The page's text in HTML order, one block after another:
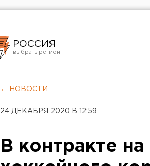
РОССИЯ
Челябинск
← НОВОСТИ
24 ДЕКАБРЯ 2020 В 12:59
В контракте